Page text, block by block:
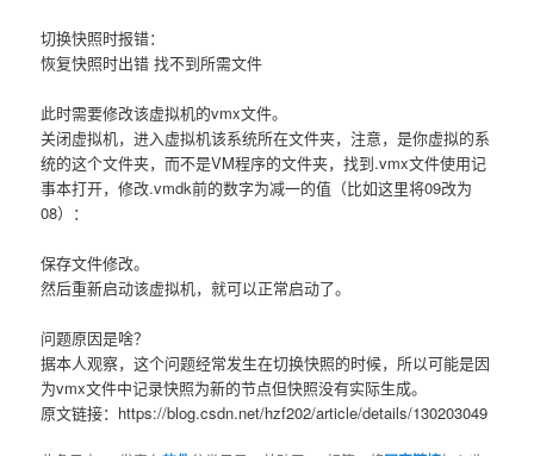
切换快照时报错：
恢复快照时出错 找不到所需文件
此时需要修改该虚拟机的vmx文件。
关闭虚拟机，进入虚拟机该系统所在文件夹，注意，是你虚拟的系
统的这个文件夹，而不是VM程序的文件夹，找到.vmx文件使用记
事本打开，修改.vmdk前的数字为减一的值（比如这里将09改为
08）：
保存文件修改。
然后重新启动该虚拟机，就可以正常启动了。
问题原因是啥？
据本人观察，这个问题经常发生在切换快照的时候，所以可能是因
为vmx文件中记录快照为新的节点但快照没有实际生成。
原文链接：https://blog.csdn.net/hzf202/article/details/130203049